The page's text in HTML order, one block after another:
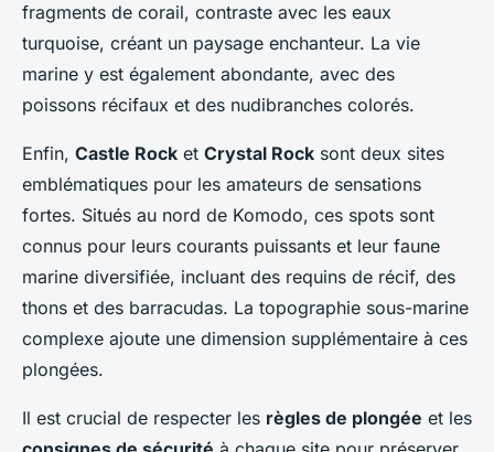
fragments de corail, contraste avec les eaux
turquoise, créant un paysage enchanteur. La vie
marine y est également abondante, avec des
poissons récifaux et des nudibranches colorés.
Enfin, Castle Rock et Crystal Rock sont deux sites
emblématiques pour les amateurs de sensations
fortes. Situés au nord de Komodo, ces spots sont
connus pour leurs courants puissants et leur faune
marine diversifiée, incluant des requins de récif, des
thons et des barracudas. La topographie sous-marine
complexe ajoute une dimension supplémentaire à ces
plongées.
Il est crucial de respecter les règles de plongée et les